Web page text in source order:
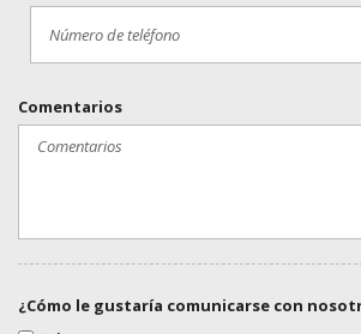
Comentarios
¿Cómo le gustaría comunicarse con